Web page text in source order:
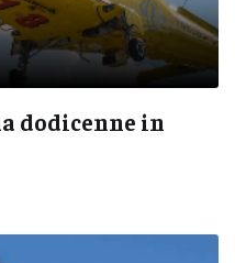
dodicenne in